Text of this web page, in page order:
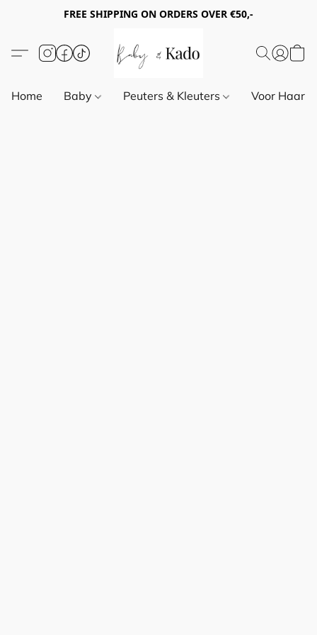
FREE SHIPPING ON ORDERS OVER €50,-
Home Baby Peuters & Kleuters Voor Haar